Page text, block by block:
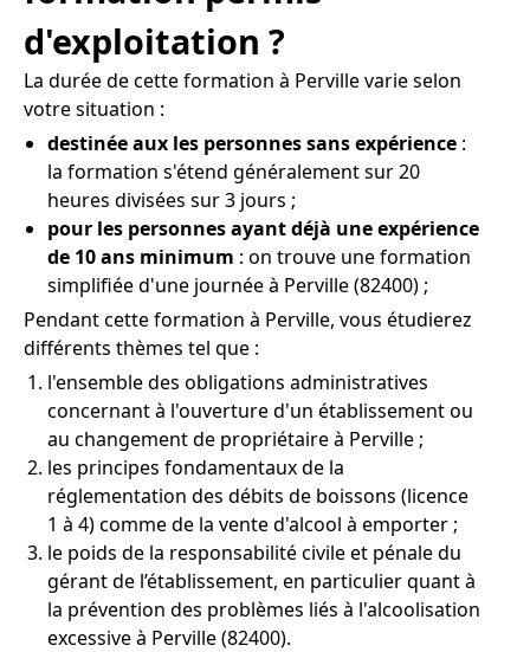
d'exploitation ?
La durée de cette formation à Perville varie selon
votre situation :
destinée aux les personnes sans expérience :
la formation s'étend généralement sur 20
heures divisées sur 3 jours ;
pour les personnes ayant déjà une expérience
de 10 ans minimum : on trouve une formation
simplifiée d'une journée à Perville (82400) ;
Pendant cette formation à Perville, vous étudierez
différents thèmes tel que :
l'ensemble des obligations administratives
concernant à l'ouverture d'un établissement ou
au changement de propriétaire à Perville ;
les principes fondamentaux de la
réglementation des débits de boissons (licence
1 à 4) comme de la vente d'alcool à emporter ;
le poids de la responsabilité civile et pénale du
gérant de l’établissement, en particulier quant à
la prévention des problèmes liés à l'alcoolisation
excessive à Perville (82400).